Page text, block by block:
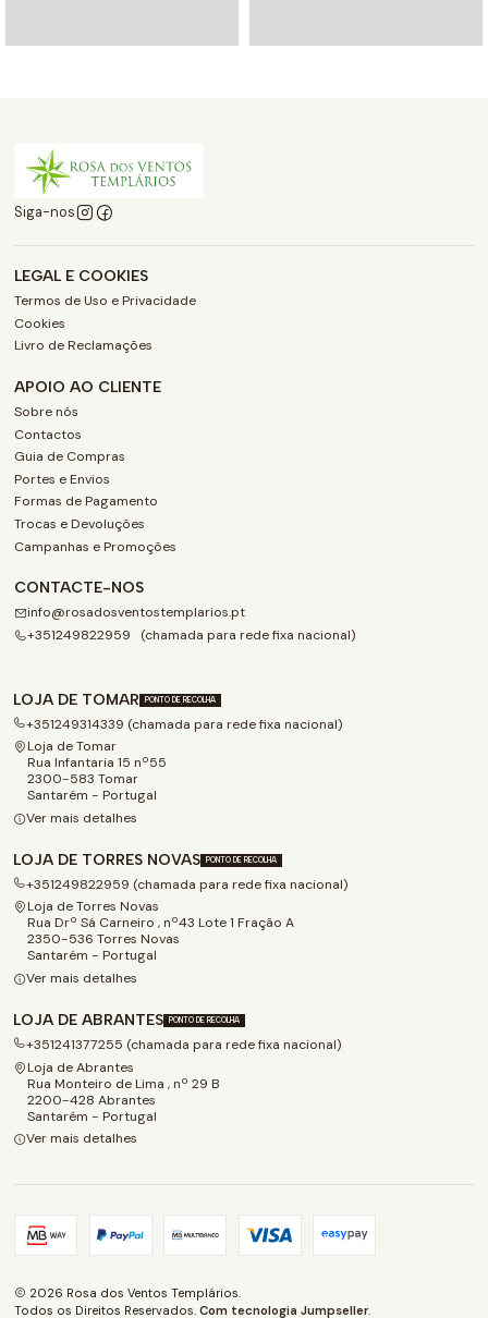
Siga-nos
LEGAL E COOKIES
Termos de Uso e Privacidade
Cookies
Livro de Reclamações
APOIO AO CLIENTE
Sobre nós
Contactos
Guia de Compras
Portes e Envios
Formas de Pagamento
Trocas e Devoluções
Campanhas e Promoções
CONTACTE-NOS
info@rosadosventostemplarios.pt
+351249822959 (chamada para rede fixa nacional)
LOJA DE TOMAR PONTO DE RECOLHA
+351249314339 (chamada para rede fixa nacional)
Loja de Tomar
Rua Infantaria 15 nº55
2300-583 Tomar
Santarém - Portugal
Ver mais detalhes
LOJA DE TORRES NOVAS PONTO DE RECOLHA
+351249822959 (chamada para rede fixa nacional)
Loja de Torres Novas
Rua Drº Sá Carneiro , nº43 Lote 1 Fração A
2350-536 Torres Novas
Santarém - Portugal
Ver mais detalhes
LOJA DE ABRANTES PONTO DE RECOLHA
+351241377255 (chamada para rede fixa nacional)
Loja de Abrantes
Rua Monteiro de Lima , nº 29 B
2200-428 Abrantes
Santarém - Portugal
Ver mais detalhes
2026 Rosa dos Ventos Templários.
Todos os Direitos Reservados.Com tecnologia Jumpseller.